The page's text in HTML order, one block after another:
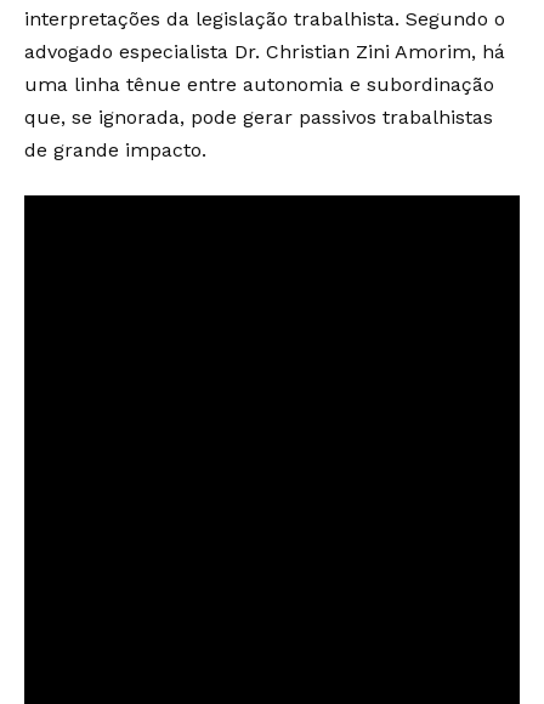
interpretações da legislação trabalhista. Segundo o
advogado especialista Dr. Christian Zini Amorim, há
uma linha tênue entre autonomia e subordinação
que, se ignorada, pode gerar passivos trabalhistas
de grande impacto.